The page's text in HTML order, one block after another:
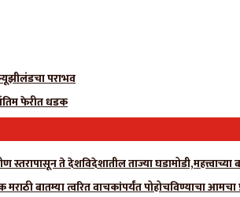
पराभव
फेरीत धडक
ते देशविदेशातील ताज्या
बातम्या त्वरित वाचकांपर्यंत पोहोचविण्याचा